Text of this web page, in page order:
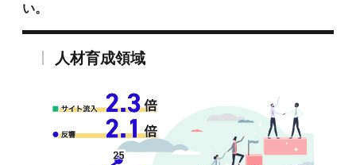
い。
人材育成領域